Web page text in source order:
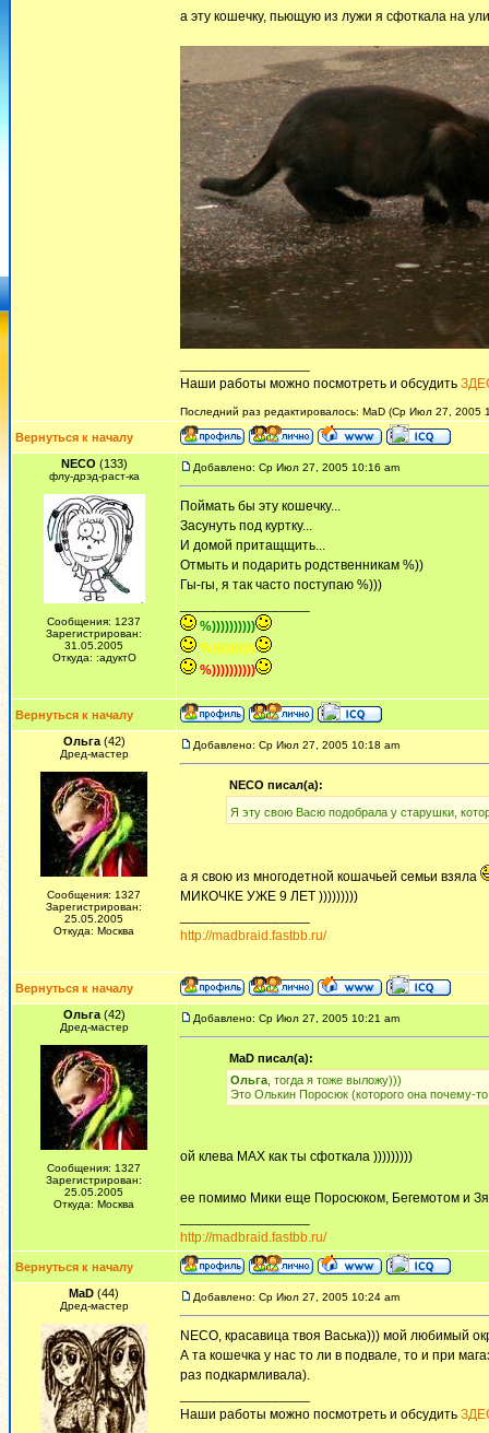
а эту кошечку, пьющую из лужи я сфоткала на
Наши работы можно посмотреть и обсудить
Последний раз редактировалось: MaD (Ср Июл 27, 2005
Вернуться к началу
NECO (133)
флу-дрэд-раст-ка
Сообщения: 1237
Зарегистрирован:
31.05.2005
Откуда: :адуктО
Добавлено: Ср Июл 27, 2005 10:16 am
Поймать бы эту кошечку...
Засунуть под куртку...
И домой притащщить...
Отмыть и подарить родственникам %))
Гы-гы, я так часто поступаю %)))
%))))))))))
%))))))))))
%))))))))))
Вернуться к началу
Ольга(42)
Дред-мастер
Сообщения: 1327
Зарегистрирован:
25.05.2005
Откуда: Москва
Добавлено: Ср Июл 27, 2005 10:18 am
NECO писал(а):
Я эту свою Васю подобрала у старушки,
а я свою из многодетной кошачьей семьи взяла
МИКОЧКЕ УЖЕ 9 ЛЕТ )))))))))
http://madbraid.fastbb.ru/
Вернуться к началу
Ольга(42)
Дред-мастер
Сообщения: 1327
Зарегистрирован:
25.05.2005
Откуда: Москва
Добавлено: Ср Июл 27, 2005 10:21 am
MaD писал(а):
Ольга, тогда я тоже выложу)))
Это Олькин Поросюк (которого она почему-
ой клева МАХ как ты сфоткала )))))))))
ее помимо Мики еще Поросюком, Бегемотом и
http://madbraid.fastbb.ru/
Вернуться к началу
MaD (44)
Дред-мастер
Добавлено: Ср Июл 27, 2005 10:24 am
NECO, красавица твоя Васька))) мой любимый
А та кошечка у нас то ли в подвале, то и при
раз подкармливала).
Наши работы можно посмотреть и обсудить